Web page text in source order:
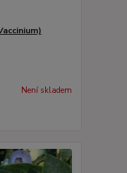
Není skladem